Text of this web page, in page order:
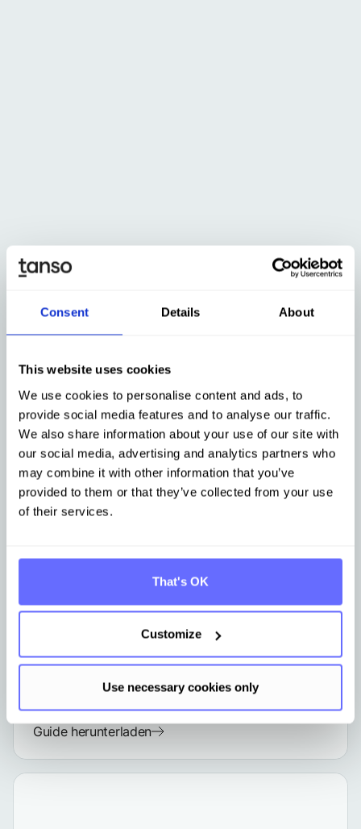
Consent Details About
This website uses cookies
We use cookies to personalise content and ads, to
provide social media features and to analyse our traffic.
We also share information about your use of our site with
our social media, advertising and analytics partners who
may combine it with other information that you’ve
provided to them or that they’ve collected from your use
of their services.
That's OK
Customize
Use necessary cookies only
JetztPartnerwerden und
schaffen
Termin vereinbaren
Gemeinsame Partneraktivitäten
EU-Taxonomie: Praktischer Leitfaden
für produzierende Unternehmen zur
Berichterstattung gemäß CSRD
Guide herunterladen